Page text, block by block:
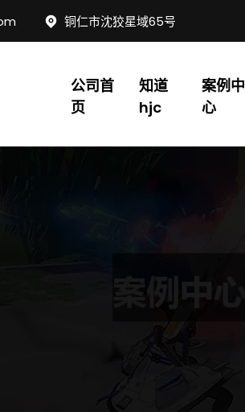
铜仁市沈狡星域65号
公司首
页
知道
hjc
案例中
心